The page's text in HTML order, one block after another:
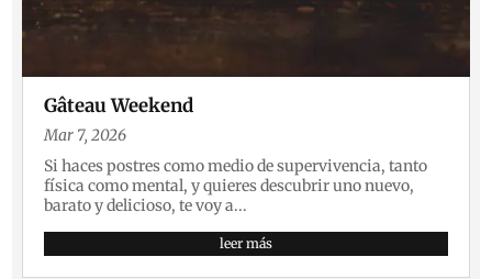
Gâteau Weekend
Mar 7, 2026
Si haces postres como medio de supervivencia, tanto
física como mental, y quieres descubrir uno nuevo,
barato y delicioso, te voy a...
leer más